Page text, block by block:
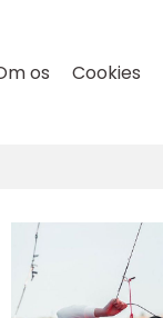
os Cookies